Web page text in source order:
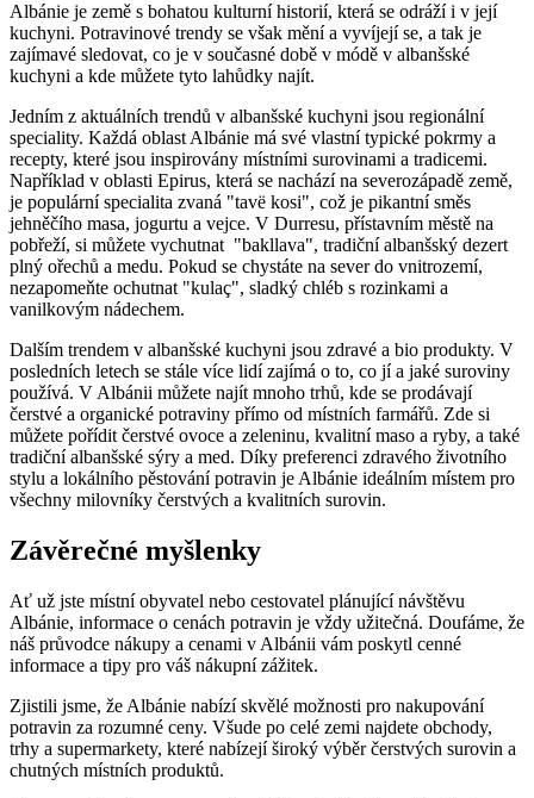
Albánie je země ​s bohatou kulturní historií,⁤ která se odráží i v její
kuchyni. Potravinové⁣ trendy ⁢se však mění a vyvíjejí ⁣se, ⁢a tak je
zajímavé sledovat, ​co ⁤je v současné ⁣době v módě v⁣ albanšské
kuchyni a kde můžete​ tyto lahůdky najít.
Jedním ⁣z aktuálních​ trendů v albanšské kuchyni ‍jsou regionální
speciality.‌ Každá oblast Albánie ⁢má své ​vlastní typické pokrmy a
recepty, které jsou inspirovány místními surovinami⁤ a tradicemi.
Například v oblasti Epirus, která se ‌nachází na ‌severozápadě země,⁤
je populární specialita zvaná "tavë ⁤kosi", což ‍je pikantní ⁣směs
jehněčího masa,​ jogurtu a vejce. V ‌Durresu, ⁤přístavním ⁢městě ⁤na
pobřeží,‍ si ⁢můžete vychutnat ⁤ "bakllava",⁤ tradiční albanšský⁣ dezert
plný ořechů⁤ a⁤ medu. Pokud ‍se chystáte​ na sever do vnitrozemí,
nezapomeňte ochutnat "kulaç", sladký chléb s‍ rozinkami a
vanilkovým nádechem.
Dalším trendem v albanšské kuchyni jsou zdravé a bio⁤ produkty. V
⁢posledních ⁤letech‍ se stále více⁣ lidí​ zajímá o to, co‍ jí​ a ⁣jaké suroviny
používá. V Albánii ​můžete‍ najít mnoho trhů, kde se prodávají​
čerstvé ‌a organické potraviny přímo‍ od místních farmářů. Zde si
⁢můžete pořídit čerstvé ovoce a zeleninu,‌ kvalitní maso a ryby, a také
tradiční albanšské sýry a‌ med. Díky preferenci zdravého ⁢životního
⁤stylu a ⁢lokálního pěstování potravin je⁤ Albánie ideálním místem pro
všechny milovníky čerstvých a ⁤kvalitních⁤ surovin. ⁤
Závěrečné myšlenky
Ať‌ už jste místní obyvatel nebo cestovatel plánující návštěvu
Albánie, informace ‍o cenách⁤ potravin je vždy⁣ užitečná. Doufáme,⁣ že
náš průvodce nákupy a cenami v Albánii vám poskytl cenné
⁢informace⁢ a tipy pro​ váš nákupní ‍zážitek.
Zjistili jsme, že Albánie nabízí skvělé možnosti ⁢pro nakupování⁤
potravin za rozumné ⁢ceny.‌ Všude po celé zemi ⁣najdete obchody,⁣
trhy a⁤ supermarkety, ⁣které nabízejí ‍široký výběr čerstvých surovin a
chutných místních produktů.